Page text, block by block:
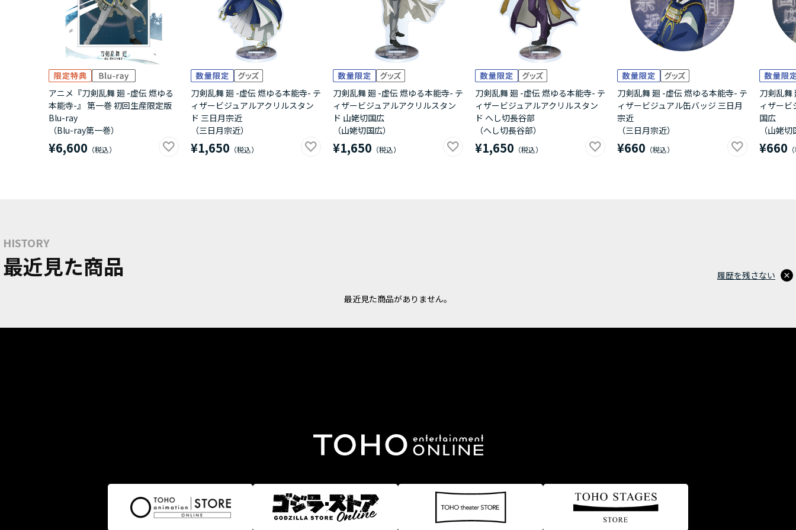
アニメ『刀剣乱舞 廻 -虚伝 燃ゆる
本能寺-』 第一巻 初回生産限定版
Blu-ray
（Blu-ray第一巻）
¥6,600
刀剣乱舞 廻 -虚伝 燃ゆる本能寺- テ
ィザービジュアルアクリルスタン
ド 三日月宗近
（三日月宗近）
¥1,650
刀剣乱舞 廻 -虚伝 燃ゆる本能寺- テ
ィザービジュアルアクリルスタン
ド 山姥切国広
（山姥切国広）
¥1,650
刀剣乱舞 廻 -虚伝 燃ゆる本能寺- テ
ィザービジュアルアクリルスタン
ド へし切長谷部
（へし切長谷部）
¥1,650
刀剣乱舞 廻 -虚伝 燃ゆる本能寺- テ
ィザービジュアル缶バッジ 三日月
宗近
（三日月宗近）
¥660
刀剣乱舞
ィザービ
国広
（山姥
¥660
HISTORY
最近見た商品
最近見た商品がありません。
履歴を残さない